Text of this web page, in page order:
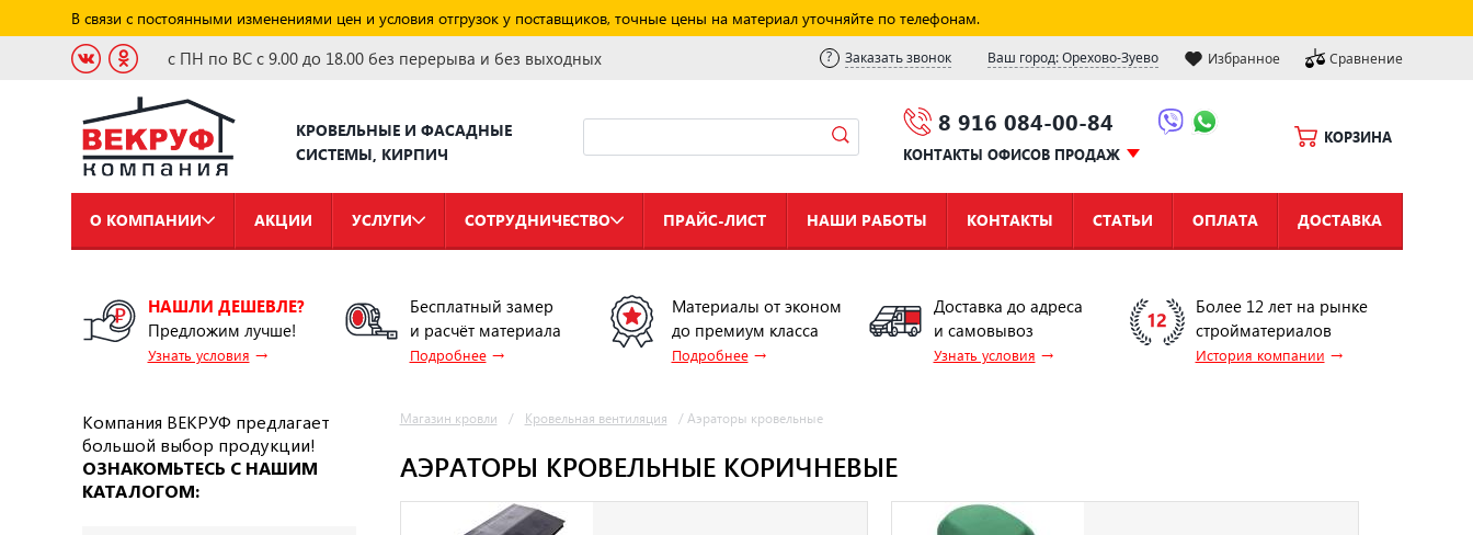
В связи с постоянными изменениями цен и условия отгрузок у поставщиков, точные цены на материал уточняйте по телефонам.
с ПН по ВС с 9.00 до 18.00 без перерыва и без выходных Заказать звонок Ваш город: Орехово-Зуево Избранное Сравнение
КРОВЕЛЬНЫЕ И ФАСАДНЫЕ
СИСТЕМЫ, КИРПИЧ
8 916 084-00-84
КОНТАКТЫ ОФИСОВ ПРОДАЖ
КОРЗИНА
О КОМПАНИИ АКЦИИ УСЛУГИ СОТРУДНИЧЕСТВО ПРАЙС-ЛИСТ НАШИ РАБОТЫ КОНТАКТЫ СТАТЬИ ОПЛАТА ДОСТАВКА
НАШЛИ ДЕШЕВЛЕ?
Предложим лучше!
Узнать условия →
Бесплатный замер
и расчёт материала
Подробнее→
Материалы от эконом
до премиум класса
Подробнее→
Доставка до адреса
и самовывоз
Узнать условия →
Более 12 лет на рынке
стройматериалов
История компании →
Компания ВЕКРУФ предлагает
большой выбор продукции!
ОЗНАКОМЬТЕСЬ С НАШИМ
КАТАЛОГОМ:
Магазин кровли / Кровельная вентиляция / Аэраторы кровельные
АЭРАТОРЫ КРОВЕЛЬНЫЕ КОРИЧНЕВЫЕ